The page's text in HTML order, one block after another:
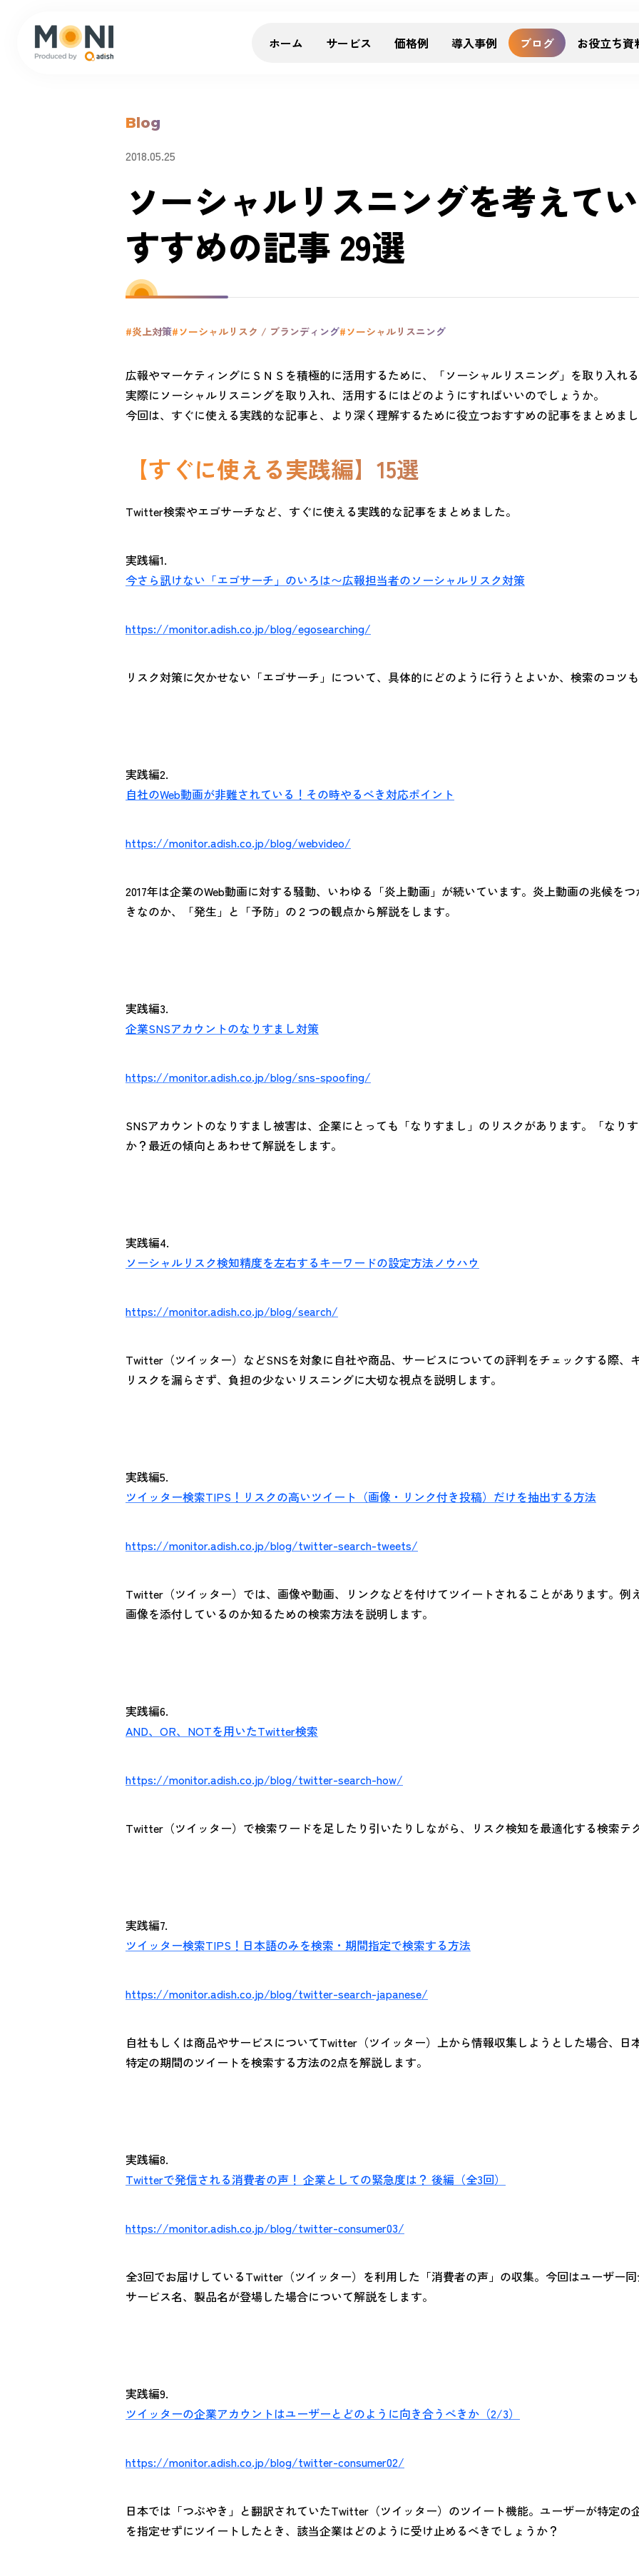
ホーム サービス 価格例 導入事例 ブログ お役立ち資
Blog
2018.05.25
ソーシャルリスニングを考えて
すすめの記事 29選
#炎上対策#ソーシャルリスク / ブランディング#ソーシャルリスニング
広報やマーケティングにＳＮＳを積極的に活用するために、「ソーシャルリスニング」を取り入れ
実際にソーシャルリスニングを取り入れ、活用するにはどのようにすればいいのでしょうか。
今回は、すぐに使える実践的な記事と、より深く理解するために役立つおすすめの記事をまとめま
【すぐに使える実践編】15選
Twitter検索やエゴサーチなど、すぐに使える実践的な記事をまとめました。
実践編1.
今さら訊けない「エゴサーチ」のいろは〜広報担当者のソーシャルリスク対策
https://monitor.adish.co.jp/blog/egosearching/
リスク対策に欠かせない「エゴサーチ」について、具体的にどのように行うとよいか、検索のコツ
実践編2.
自社のWeb動画が非難されている！その時やるべき対応ポイント
https://monitor.adish.co.jp/blog/webvideo/
2017年は企業のWeb動画に対する騒動、いわゆる「炎上動画」が続いています。炎上動画の兆候を
きなのか、「発生」と「予防」の２つの観点から解説をします。
実践編3.
企業SNSアカウントのなりすまし対策
https://monitor.adish.co.jp/blog/sns-spoofing/
SNSアカウントのなりすまし被害は、企業にとっても「なりすまし」のリスクがあります。「なり
か？最近の傾向とあわせて解説をします。
実践編4.
ソーシャルリスク検知精度を左右するキーワードの設定方法ノウハウ
https://monitor.adish.co.jp/blog/search/
Twitter（ツイッター）などSNSを対象に自社や商品、サービスについての評判をチェックする際、
リスクを漏らさず、負担の少ないリスニングに大切な視点を説明します。
実践編5.
ツイッター検索TIPS！リスクの高いツイート（画像・リンク付き投稿）だけを抽出する方法
https://monitor.adish.co.jp/blog/twitter-search-tweets/
Twitter（ツイッター）では、画像や動画、リンクなどを付けてツイートされることがあります。例
画像を添付しているのか知るための検索方法を説明します。
実践編6.
AND、OR、NOTを用いたTwitter検索
https://monitor.adish.co.jp/blog/twitter-search-how/
Twitter（ツイッター）で検索ワードを足したり引いたりしながら、リスク検知を最適化する検索テ
実践編7.
ツイッター検索TIPS！日本語のみを検索・期間指定で検索する方法
https://monitor.adish.co.jp/blog/twitter-search-japanese/
自社もしくは商品やサービスについてTwitter（ツイッター）上から情報収集しようとした場合、日
特定の期間のツイートを検索する方法の2点を解説します。
実践編8.
Twitterで発信される消費者の声！ 企業としての緊急度は？ 後編（全3回）
https://monitor.adish.co.jp/blog/twitter-consumer03/
全3回でお届けしているTwitter（ツイッター）を利用した「消費者の声」の収集。今回はユーザー同
サービス名、製品名が登場した場合について解説をします。
実践編9.
ツイッターの企業アカウントはユーザーとどのように向き合うべきか（2/3）
https://monitor.adish.co.jp/blog/twitter-consumer02/
日本では「つぶやき」と翻訳されていたTwitter（ツイッター）のツイート機能。ユーザーが特定の
を指定せずにツイートしたとき、該当企業はどのように受け止めるべきでしょうか？